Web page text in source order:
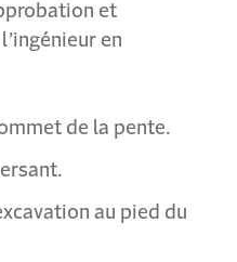
et
en
de la pente.
au pied du